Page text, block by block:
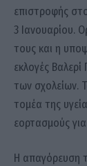
επιστροφής
3 Ιανουαρίου.
τους και η
εκλογές
των σχολείων.
τομέα της
εορτασμούς
Η απαγόρευση